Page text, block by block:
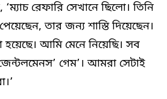
রেফারি সেখানে ছিলো। তিনি
তার জন্য শাস্তি দিয়েছেন।
আমি মেনে নিয়েছি। সব
গেম’। আমরা সেটাই